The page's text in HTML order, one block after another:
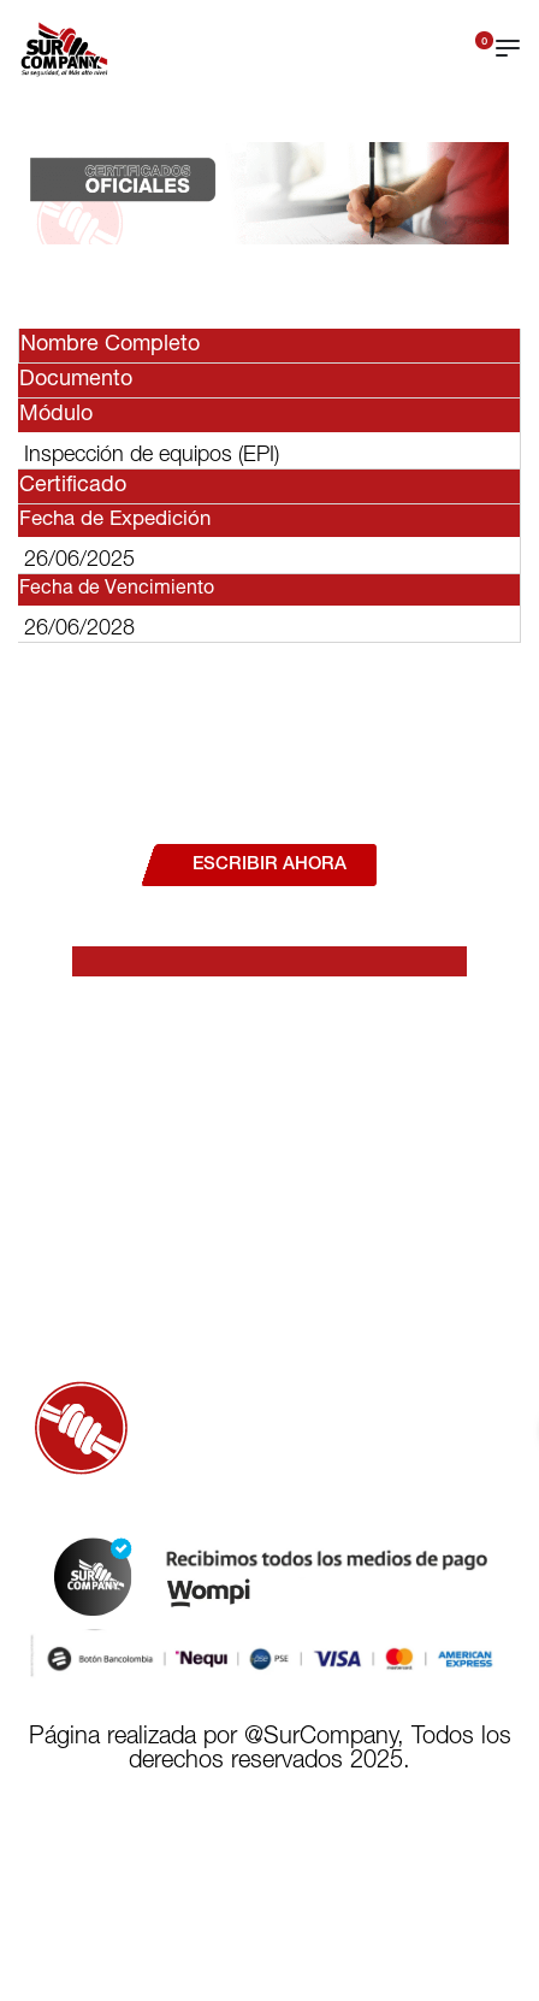
0
Nombre Completo
Documento
Módulo
Inspección de equipos (EPI)
Certificado
Fecha de Expedición
26/06/2025
Fecha de Vencimiento
26/06/2028
ESCRIBIR AHORA
Página realizada por @SurCompany, Todos los
derechos reservados 2025.